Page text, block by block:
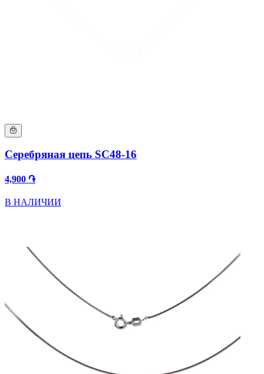
Серебряная цепь SC48-16
4,900 ֏
В НАЛИЧИИ